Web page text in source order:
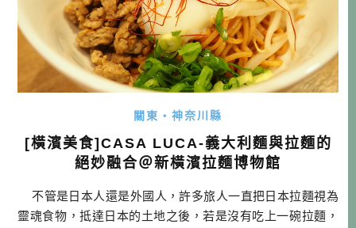
關東・神奈川縣
[橫濱美食]CASA LUCA-義大利麵與拉麵的
絕妙融合＠新橫濱拉麵博物館
不管是日本人還是外國人，許多旅人一直把日本拉麵視為
靈魂食物，抵達日本的土地之後，若是沒有吃上一碗拉麵，